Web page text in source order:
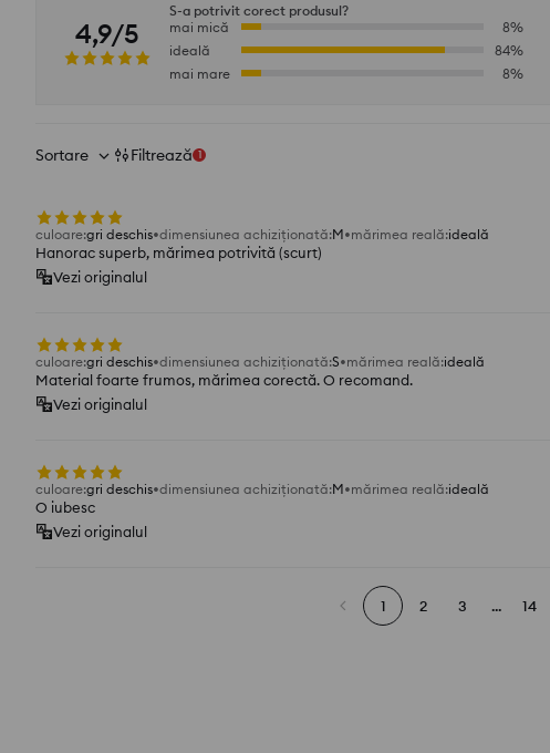
4,9/5
S-a potrivit corect produsul?
mai mică
8%
ideală
84%
mai mare
8%
Sortare Filtrează 1
culoare:gri deschis dimensiunea achiziționată:M mărimea reală:ideală
Hanorac superb, mărimea potrivită (scurt)
Vezi originalul
culoare:gri deschis dimensiunea achiziționată:S mărimea reală:ideală
Material foarte frumos, mărimea corectă. O recomand.
Vezi originalul
culoare:gri deschis dimensiunea achiziționată:M mărimea reală:ideală
O iubesc
Vezi originalul
1 2 3 ... 14